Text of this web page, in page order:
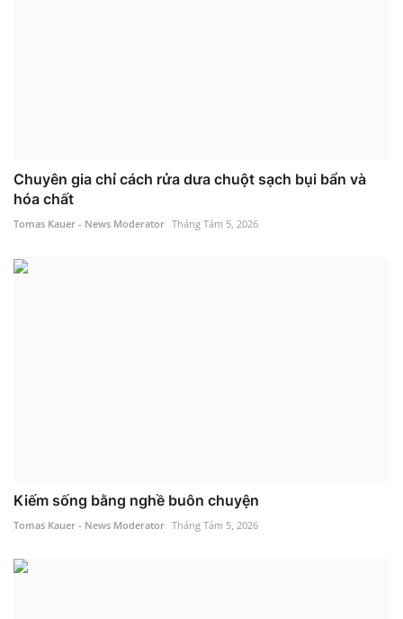
Chuyên gia chỉ cách rửa dưa chuột sạch bụi bẩn và
hóa chất
Tomas Kauer - News Moderator Tháng Tám 5, 2026
Kiếm sống bằng nghề buôn chuyện
Tomas Kauer - News Moderator Tháng Tám 5, 2026